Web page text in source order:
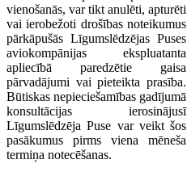
vienošanās, var tikt anulēti, apturēti
vai ierobežoti drošības noteikumus
pārkāpušās Līgumslēdzējas Puses
aviokompānijas ekspluatanta
apliecībā paredzētie gaisa
pārvadājumi vai pieteikta prasība.
Būtiskas nepieciešamības gadījumā
konsultācijas ierosinājusī
Līgumslēdzēja Puse var veikt šos
pasākumus pirms viena mēneša
termiņa notecēšanas.